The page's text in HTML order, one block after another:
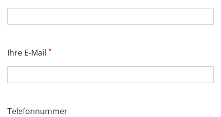
Ihre E-Mail *
Telefonnummer